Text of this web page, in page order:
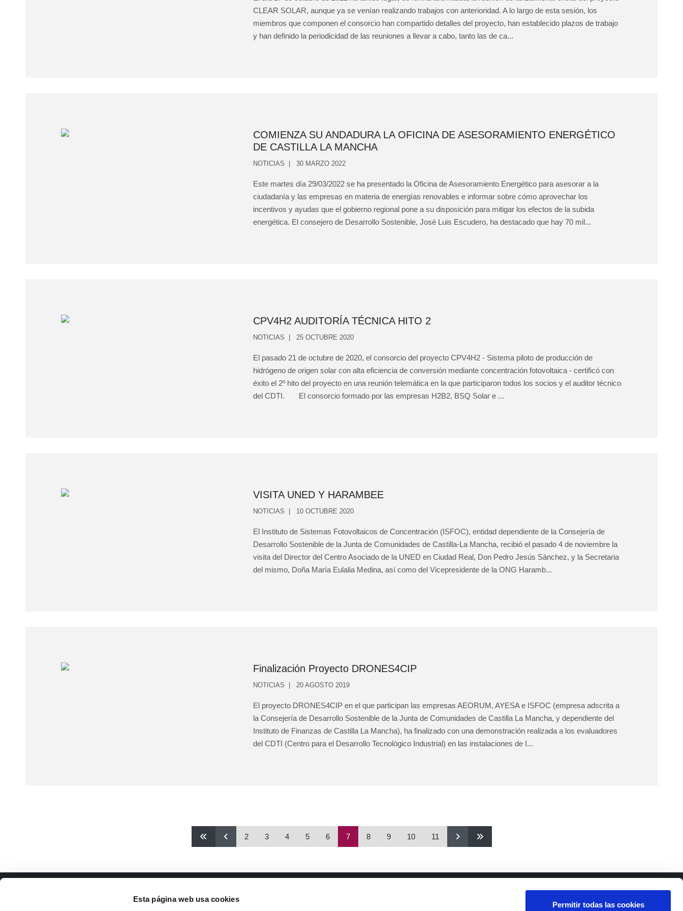
Esta página web usa cookies
Permitir todas las cookies
CLEAR SOLAR, aunque ya se venían realizando trabajos con anterioridad. A lo largo de esta sesión, los
miembros que componen el consorcio han compartido detalles del proyecto, han establecido plazos de trabajo
y han definido la periodicidad de las reuniones a llevar a cabo, tanto las de ca...
COMIENZA SU ANDADURA LA OFICINA DE ASESORAMIENTO ENERGÉTICO
DE CASTILLA LA MANCHA
NOTICIAS 30 MARZO 2022
Este martes día 29/03/2022 se ha presentado la Oficina de Asesoramiento Energético para asesorar a la
ciudadanía y las empresas en materia de energías renovables e informar sobre cómo aprovechar los
incentivos y ayudas que el gobierno regional pone a su disposición para mitigar los efectos de la subida
energética. El consejero de Desarrollo Sostenible, José Luis Escudero, ha destacado que hay 70 mil...
CPV4H2 AUDITORÍA TÉCNICA HITO 2
NOTICIAS 25 OCTUBRE 2020
El pasado 21 de octubre de 2020, el consorcio del proyecto CPV4H2 - Sistema piloto de producción de
hidrógeno de origen solar con alta eficiencia de conversión mediante concentración fotovoltaica - certificó con
éxito el 2º hito del proyecto en una reunión telemática en la que participaron todos los socios y el auditor técnico
del CDTI. El consorcio formado por las empresas H2B2, BSQ Solar e ...
VISITA UNED Y HARAMBEE
NOTICIAS 10 OCTUBRE 2020
El Instituto de Sistemas Fotovoltaicos de Concentración (ISFOC), entidad dependiente de la Consejería de
Desarrollo Sostenible de la Junta de Comunidades de Castilla-La Mancha, recibió el pasado 4 de noviembre la
visita del Director del Centro Asociado de la UNED en Ciudad Real, Don Pedro Jesús Sánchez, y la Secretaria
del mismo, Doña María Eulalia Medina, así como del Vicepresidente de la ONG Haramb...
Finalización Proyecto DRONES4CIP
NOTICIAS 20 AGOSTO 2019
El proyecto DRONES4CIP en el que participan las empresas AEORUM, AYESA e ISFOC (empresa adscrita a
la Consejería de Desarrollo Sostenible de la Junta de Comunidades de Castilla La Mancha, y dependiente del
Instituto de Finanzas de Castilla La Mancha), ha finalizado con una demonstración realizada a los evaluadores
del CDTI (Centro para el Desarrollo Tecnológico Industrial) en las instalaciones de I...
2 3 4 5 6 7 8 9 10 11
Documentos de interés